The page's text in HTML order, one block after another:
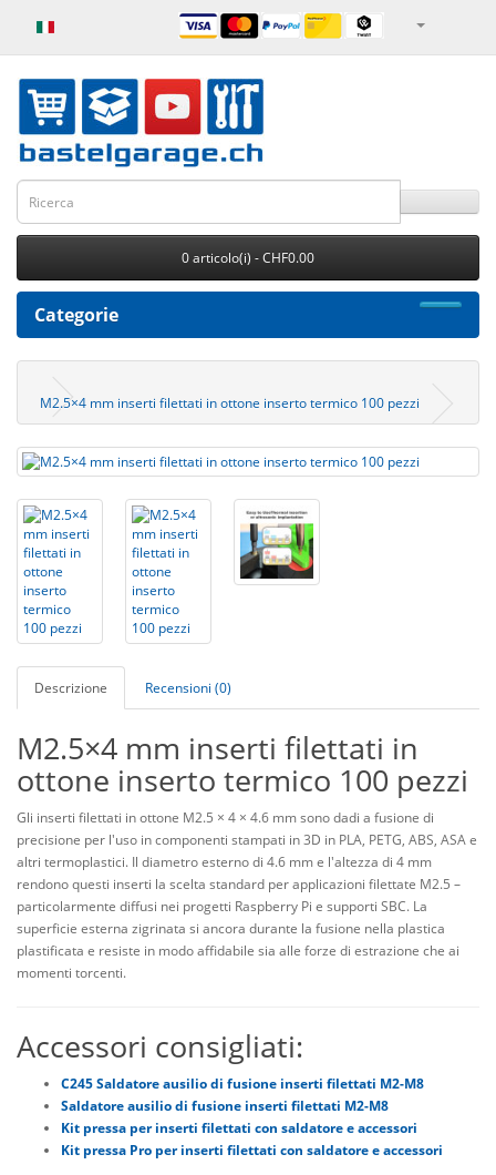
0 articolo(i) - CHF0.00
Categorie
M2.5×4 mm inserti filettati in ottone inserto termico 100 pezzi
Descrizione Recensioni (0)
M2.5×4 mm inserti filettati in
ottone inserto termico 100 pezzi
Gli inserti filettati in ottone M2.5 × 4 × 4.6 mm sono dadi a fusione di
precisione per l'uso in componenti stampati in 3D in PLA, PETG, ABS, ASA e
altri termoplastici. Il diametro esterno di 4.6 mm e l'altezza di 4 mm
rendono questi inserti la scelta standard per applicazioni filettate M2.5 –
particolarmente diffusi nei progetti Raspberry Pi e supporti SBC. La
superficie esterna zigrinata si ancora durante la fusione nella plastica
plastificata e resiste in modo affidabile sia alle forze di estrazione che ai
momenti torcenti.
Accessori consigliati:
C245 Saldatore ausilio di fusione inserti filettati M2-M8
Saldatore ausilio di fusione inserti filettati M2-M8
Kit pressa per inserti filettati con saldatore e accessori
Kit pressa Pro per inserti filettati con saldatore e accessori